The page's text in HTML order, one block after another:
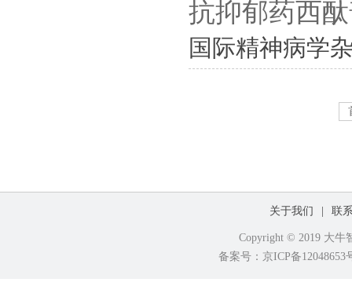
抗抑郁药西
国际精神病学
关于我们 联
Copyright © 2019 大牛
备案号：京ICP备